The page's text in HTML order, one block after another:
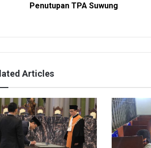
Penutupan TPA Suwung
Articles